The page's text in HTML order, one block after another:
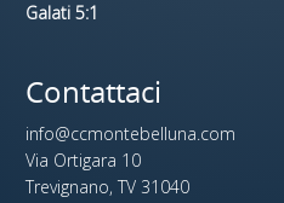
Galati 5:1
Contattaci
info@ccmontebelluna.com
Via Ortigara 10
Trevignano, TV 31040